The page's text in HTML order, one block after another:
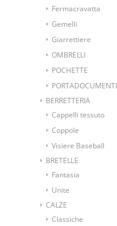
Fermacravatta
Gemelli
Giarrettiere
OMBRELLI
POCHETTE
PORTADOCUMENTI
BERRETTERIA
Cappelli tessuto
Coppole
Visiere Baseball
BRETELLE
Fantasia
Unite
CALZE
Classiche